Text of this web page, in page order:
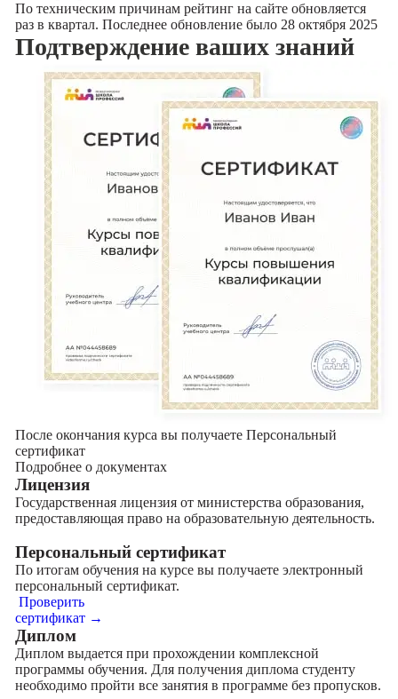
По техническим причинам рейтинг на сайте обновляется
раз в квартал. Последнее обновление было 28 октября 2025
Подтверждение ваших знаний
После окончания курса вы получаете Персональный
сертификат
Подробнее о документах
Лицензия
Государственная лицензия от министерства образования,
предоставляющая право на образовательную деятельность.
Персональный сертификат
По итогам обучения на курсе вы получаете электронный
персональный сертификат.
Проверить
сертификат →
Диплом
Диплом выдается при прохождении комплексной
программы обучения. Для получения диплома студенту
необходимо пройти все занятия в программе без пропусков.